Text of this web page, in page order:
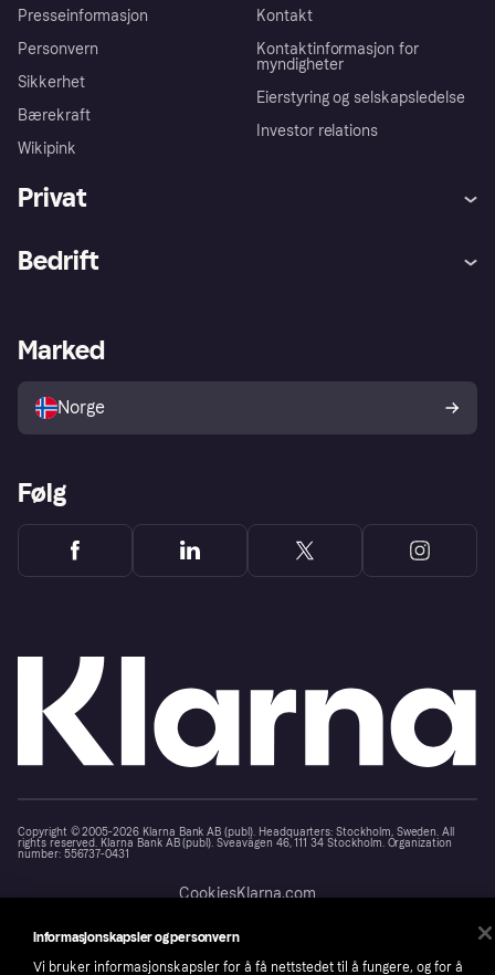
Presseinformasjon
Personvern
Sikkerhet
Bærekraft
Wikipink
Kontakt
Kontaktinformasjon for
myndigheter
Eierstyring og selskapsledelse
Investor relations
Privat
Utforsk butikker
Bedrift
Merchant portal
Marked
Norge
Følg
Copyright © 2005-2026 Klarna Bank AB (publ). Headquarters: Stockholm, Sweden. All
rights reserved. Klarna Bank AB (publ). Sveavägen 46, 111 34 Stockholm. Organization
number: 556737-0431
CookiesKlarna.com
Informasjonskapsler og personvern
Vi bruker informasjonskapsler for å få nettstedet til å fungere, og for å